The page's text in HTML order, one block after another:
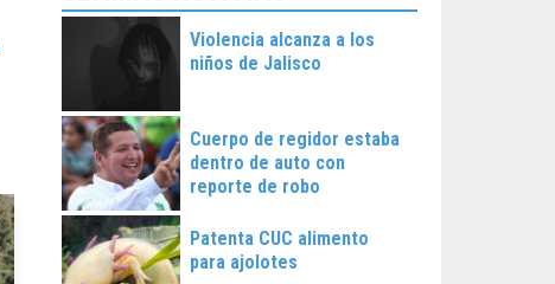
Violencia alcanza a los
niños de Jalisco
Cuerpo de regidor estaba
dentro de auto con
reporte de robo
Patenta CUC alimento
para ajolotes